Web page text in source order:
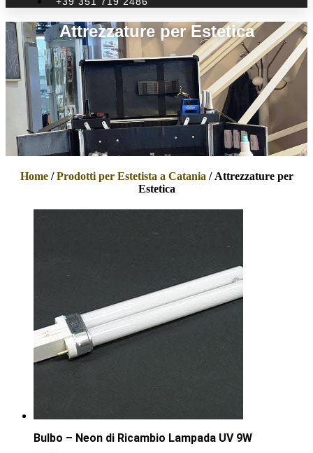
Attrezzature per Estetica
Home/Prodotti per Estetista a Catania / Attrezzature per
Estetica
Bulbo – Neon di Ricambio Lampada UV 9W